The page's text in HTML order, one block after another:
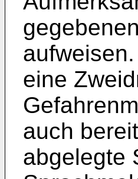
eine
auch
abgelegte